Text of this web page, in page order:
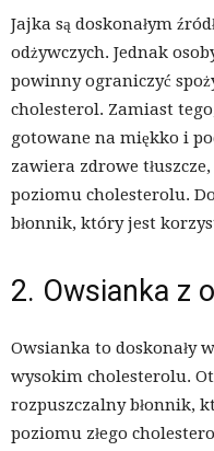
Jajka są doskonałym
odżywczych. Jednak
powinny ograniczyć
cholesterol. Zamiast
gotowane na miękko i
zawiera zdrowe
poziomu cholesterolu.
błonnik, który jest
2. Owsianka z
Owsianka to doskonały
wysokim cholesterolu.
rozpuszczalny błonnik,
poziomu złego